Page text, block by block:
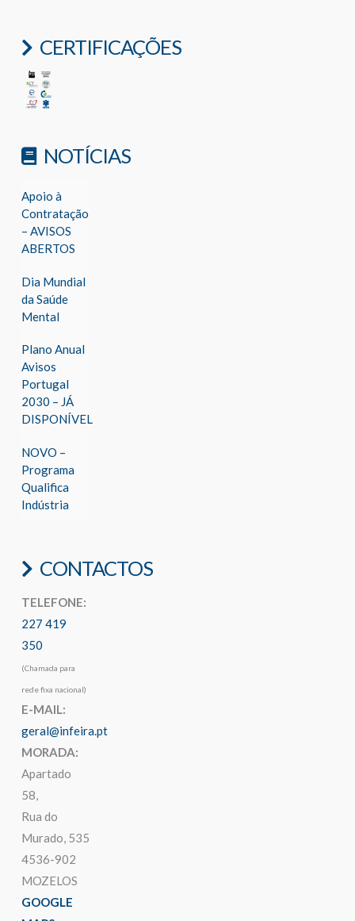
CERTIFICAÇÕES
NOTÍCIAS
Apoio à
Contratação
– AVISOS
ABERTOS
Dia Mundial
da Saúde
Mental
Plano Anual
Avisos
Portugal
2030 – JÁ
DISPONÍVEL
NOVO –
Programa
Qualifica
Indústria
CONTACTOS
TELEFONE:
227 419
350
(Chamada para
rede fixa nacional)
E-MAIL:
geral@infeira.pt
MORADA:
Apartado
58,
Rua do
Murado, 535
4536-902
MOZELOS
GOOGLE